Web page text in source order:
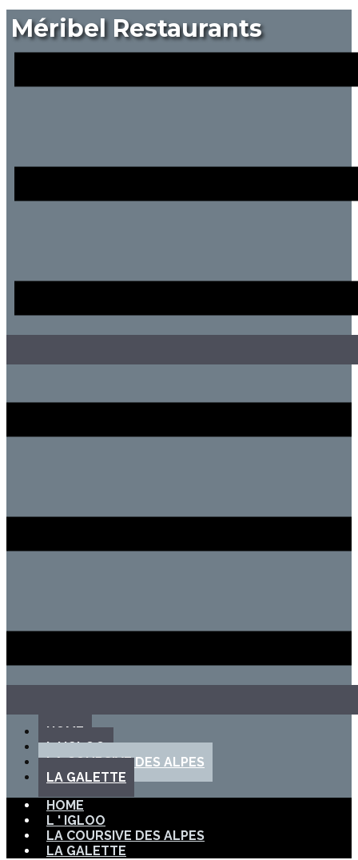
Méribel Restaurants
HOME
L ' IGLOO
LA COURSIVE DES ALPES
LA GALETTE
HOME
L ' IGLOO
LA COURSIVE DES ALPES
LA GALETTE